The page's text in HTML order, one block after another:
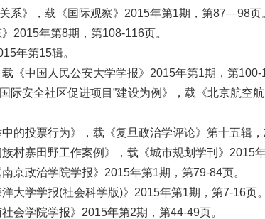
系》，载《国际观察》2015年第1期，第87—98页
2015年第8期，第108-116页。
年第15辑。
《中国人民公安大学学报》2015年第1期，第100-
安全社区促进项目”建设为例》，载《北京航空
的投票行为》，载《复旦政治学评论》第十五辑，
寨田野工作案例》，载《城市规划学刊》2015年
京政治学院学报》2015年第1期，第79-84页。
大学学报(社会科学版)》2015年第1期，第7-16页。
会学院学报》2015年第2期，第44-49页。